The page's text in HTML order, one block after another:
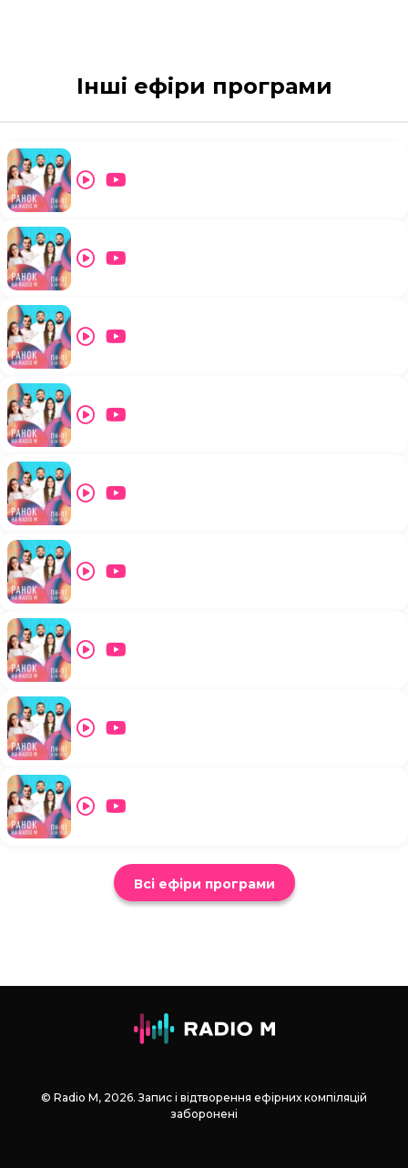
Інші ефіри програми
Всі ефіри програми
© Radio М, 2026. Запис і відтворення ефірних компіляцій
заборонені